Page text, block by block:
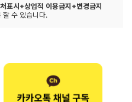
표시+상업적 이용금지+변경금지
할 수 있습니다.